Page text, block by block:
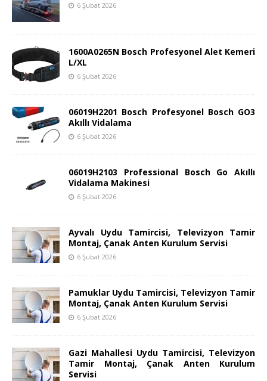
6 Şubat 2026
1600A0265N Bosch Profesyonel Alet Kemeri
L/XL
6 Şubat 2026
06019H2201 Bosch Profesyonel Bosch GO3
Akıllı Vidalama
6 Şubat 2026
06019H2103 Professional Bosch Go Akıllı
Vidalama Makinesi
6 Şubat 2026
Ayvalı Uydu Tamircisi, Televizyon Tamir
Montaj, Çanak Anten Kurulum Servisi
6 Şubat 2026
Pamuklar Uydu Tamircisi, Televizyon Tamir
Montaj, Çanak Anten Kurulum Servisi
6 Şubat 2026
Gazi Mahallesi Uydu Tamircisi, Televizyon
Tamir Montaj, Çanak Anten Kurulum
Servisi